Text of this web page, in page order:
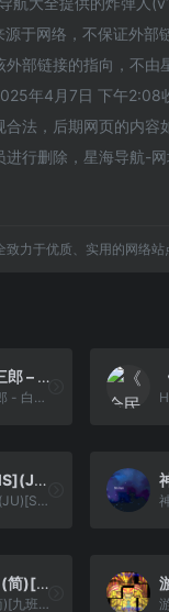
于网络，不保证外部
外部链接的指向，不由
年4月7日 下午2:08
合法，后期网页的内容
进行删除，星海导航-
力于优质、实用的网络站
侦探神宫寺三郎 – 白影的少女[CGP](简)(JP)(65.56Mb)
侦探神宫寺三郎 - 白影的少女[CGP](简)(JP)(65.56Mb)
1942(简)[MS](JU)[STG](0.31Mb)
1942(简)[MS](JU)[STG](0.31Mb)
马戏团(v1.1)(简)[九班](JP)[ACT](0.18Mb)
马戏团(v1.1)(简)[九班](JP)[ACT](0.18Mb)